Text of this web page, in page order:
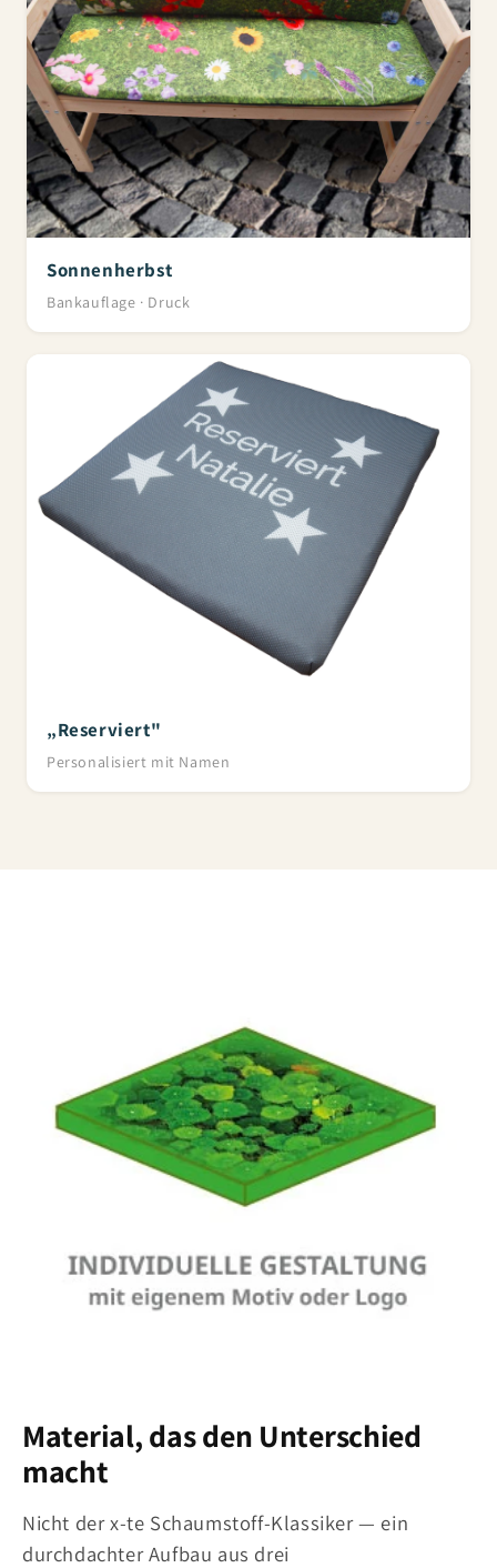
Sonnenherbst
Bankauflage · Druck
„Reserviert"
Personalisiert mit Namen
Material, das den Unterschied
macht
Nicht der x-te Schaumstoff-Klassiker — ein
durchdachter Aufbau aus drei